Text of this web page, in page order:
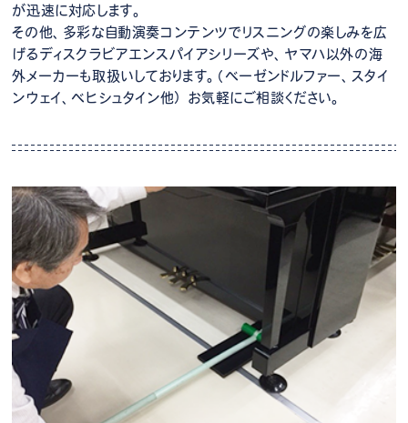
が迅速に対応します。
その他、多彩な自動演奏コンテンツでリスニングの楽しみを広
げるディスクラビアエンスパイアシリーズや、ヤマハ以外の海
外メーカーも取扱いしております。（ベーゼンドルファー、スタイ
ンウェイ、ベヒシュタイン他） お気軽にご相談ください。